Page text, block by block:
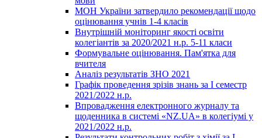
МОН України затвердило рекомендації щодо
оцінювання учнів 1-4 класів
Внутрішній моніторинг якості освіти
колегіантів за 2020/2021 н.р. 5-11 класи
Формувальне оцінювання. Пам'ятка для
вчителя
Аналіз результатів ЗНО 2021
Графік проведення зрізів знань за І семестр
2021/2022 н.р.
Впровадження електронного журналу та
щоденника в системі «NZ.UA» в колегіумі у
2021/2022 н.р.